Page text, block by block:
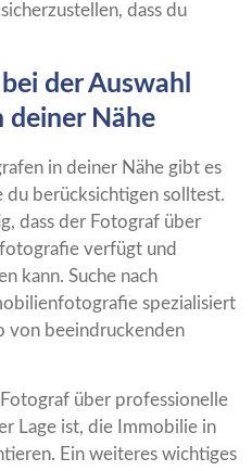
dass du
der Auswahl
deiner Nähe
in deiner Nähe gibt es
berücksichtigen solltest.
dass der Fotograf über
verfügt und
kann. Suche nach
spezialisiert
von beeindruckenden
über professionelle
Lage ist, die Immobilie in
Ein weiteres wichtiges